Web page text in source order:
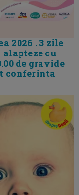
2026 . 3 zile
alapteze cu
de gravide
conferinta